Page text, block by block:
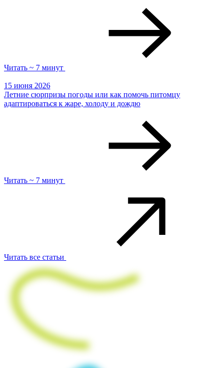
Читать ~ 7 минут
15 июня 2026
Летние сюрпризы погоды или как помочь питомцу
адаптироваться к жаре, холоду и дождю
Читать ~ 7 минут
Читать все статьи